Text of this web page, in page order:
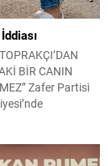
BİR CANIN
Zafer Partisi
kamuoyuna
vatandaşların